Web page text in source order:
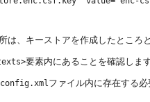
は、キーストアを作成したところ
要素内にあることを確認しま
ファイル内に存在する